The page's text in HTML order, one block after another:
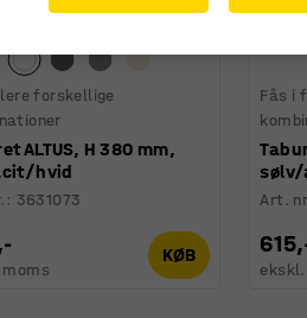
forskellige
ALTUS, H 380 mm,
hvid
: 3631073
KØB
Fås i
Art.